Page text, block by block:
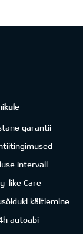
garantii
intervall
like Care
käitlemine
autoabi